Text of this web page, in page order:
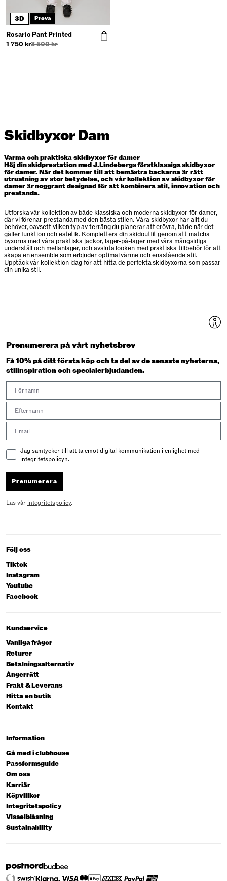
3D Prova
Rosario Pant Printed
1 750 kr3 500 kr
Skidbyxor Dam
Varma och praktiska skidbyxor för damer
Höj din skidprestation med J.Lindebergs förstklassiga skidbyxor
för damer. När det kommer till att bemästra backarna är rätt
utrustning av stor betydelse, och vår kollektion av skidbyxor för
damer är noggrant designad för att kombinera stil, innovation och
prestanda.
Utforska vår kollektion av både klassiska och moderna skidbyxor för damer,
där vi förenar prestanda med den bästa stilen. Våra skidbyxor har allt du
behöver, oavsett vilken typ av terräng du planerar att erövra, både när det
gäller funktion och estetik. Komplettera din skidoutfit genom att matcha
byxorna med våra praktiska jackor, lager-på-lager med våra mångsidiga
underställ och mellanlager, och avsluta looken med praktiskatillbehörför att
skapa en ensemble som erbjuder optimal värme och enastående stil.
Upptäck vår kollektion idag för att hitta de perfekta skidbyxorna som passar
din unika stil.
Följ oss
Tiktok
Instagram
Youtube
Facebook
Kundservice
Vanliga frågor
Returer
Betalningsalternativ
Ångerrätt
Frakt & Leverans
Hitta en butik
Kontakt
Information
Gå med i clubhouse
Passformsguide
Om oss
Karriär
Köpvillkor
Integritetspolicy
Visselblåsning
Sustainability
Prenumerera på vårt nyhetsbrev
Få 10% på ditt första köp och ta del av de senaste nyheterna,
stilinspiration och specialerbjudanden.
Email Consent
Jag samtycker till att ta emot digital kommunikation i enlighet med
integritetspolicyn.
Prenumerera
Läs vår integritetspolicy.